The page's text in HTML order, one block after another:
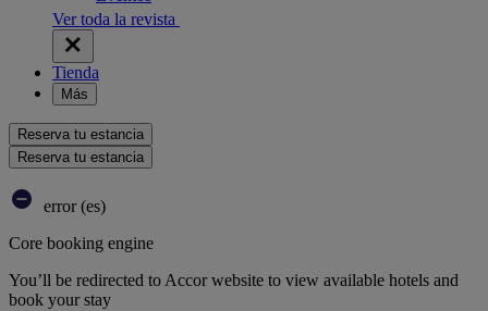
Ver toda la revista
Tienda
Más
Reserva tu estancia
Reserva tu estancia
error (es)
Core booking engine
You’ll be redirected to Accor website to view available hotels and
book your stay